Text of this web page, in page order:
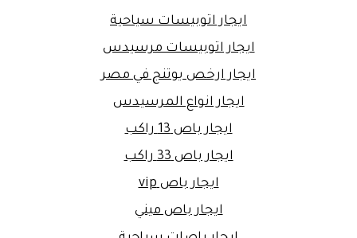
ايجار اتوبيسات سياحية
ايجار اتوبيسات مرسيدس
ايجار ارخص يوتنج في مصر
ايجار انواع المرسيدس
ايجار باص 13 راكب
ايجار باص 33 راكب
ايجار باص vip
ايجار باص ميني